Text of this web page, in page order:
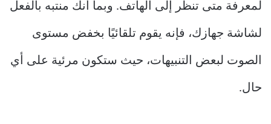
لمعرفة متى تنظر إلى الهاتف. وبما أنك منتبه بالفعل
لشاشة جهازك، فإنه يقوم تلقائيًا بخفض مستوى
الصوت لبعض التنبيهات، حيث ستكون مرئية على أي
حال.